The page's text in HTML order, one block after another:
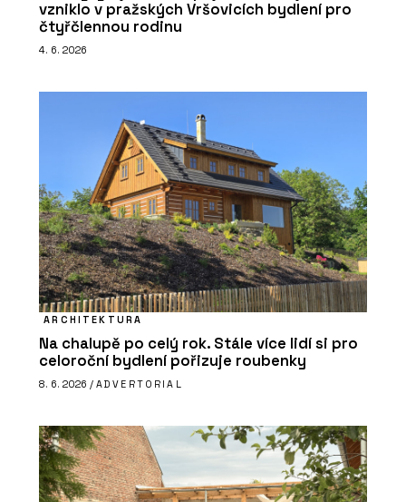
vzniklo v pražských Vršovicích bydlení pro
čtyřčlennou rodinu
4. 6. 2026
ARCHITEKTURA
Na chalupě po celý rok. Stále více lidí si pro
celoroční bydlení pořizuje roubenky
8. 6. 2026 / ADVERTORIAL